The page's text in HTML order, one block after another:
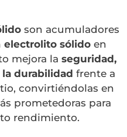
son acumuladores
electrolito sólido en
mejora laseguridad,
durabilidad frente a
convirtiéndolas en
prometedoras para
rendimiento.